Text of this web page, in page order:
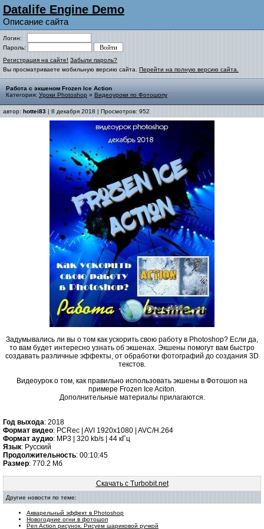
Datalife Engine Demo
Описание сайта
Логин:
Пароль:
Регистрация на сайте! Забыли пароль?
Вы просматриваете мобильную версию сайта. Перейти на полную версию сайта.
Работа с экшеном Frozen Ice Action
Категория: Уроки Photoshop » Видеоуроки по Фотошопу
автор: hottei83 | 8 декабря 2018 | Просмотров: 952
Задумывались ли вы о том как ускорить свою работу в Photoshop? Если да,
то вам будет интересно узнать об экшенах. Экшены помогут вам быстро
создавать различные эффекты, от обработки фотографий до создания 3D
текстов.
Видеоурок о том, как правильно использовать экшены в Фотошоп на
примере Frozen Ice Aciton.
Дополнительные материалы прилагаются.
Год выхода: 2018
Формат видео: PCRec | AVI 1920x1080 | AVC/H.264
Формат аудио: MP3 | 320 kb/s | 44 кГц
Язык: Русский
Продолжительность: 00:10:45
Размер: 770.2 Мб
Скачать с Turbobit.net
Другие новости по теме:
Акварельный эффект в Photoshop
Новогодние огни в фотошоп
Pen Action рисунок. Рисуем шариковой ручкой